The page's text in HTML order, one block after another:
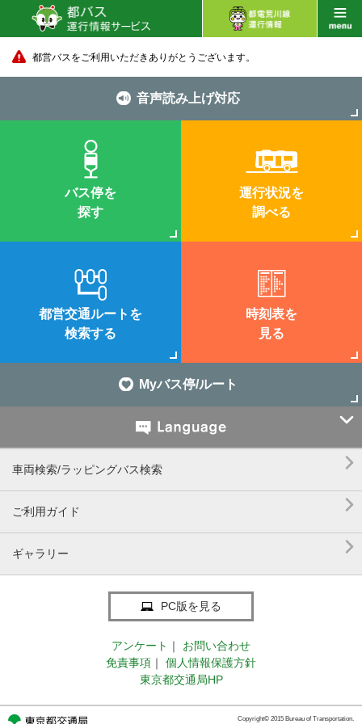
都営バスをご利用いただきありがとうございます。
音声読み上げ対応
バス停を
探す
運行状況を
調べる
都営交通ルートを
検索する
時刻表を
見る
Myバス停/ルート

車両検索/ラッピングバス検索 
ご利用ガイド 
ギャラリー 
PC版を見る
アンケート ｜
お問い合わせ
免責事項 ｜
個人情報保護方針
東京都交通局HP
Copyright© 2015 Bureau of Transportation.